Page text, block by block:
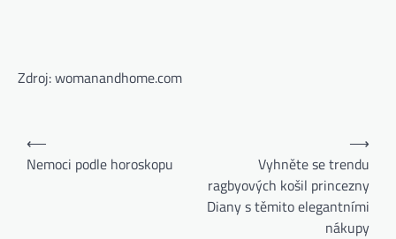
Zdroj: womanandhome.com
⟵
Nemoci podle horoskopu
Vyhněte se trendu
ragbyových košil princezny
Diany s těmito elegantními
nákupy
⟶